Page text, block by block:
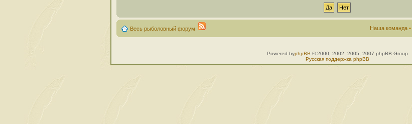
Весь рыболовный форум Наша команда •
Powered byphpBB © 2000, 2002, 2005, 2007 phpBB Group
Русская поддержка phpBB